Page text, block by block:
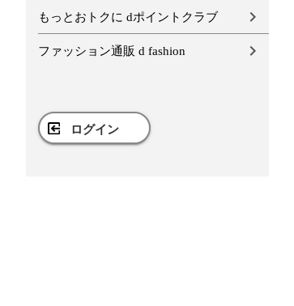
もっとおトクに dポイントクラブ
ファッション通販 d fashion
ログイン